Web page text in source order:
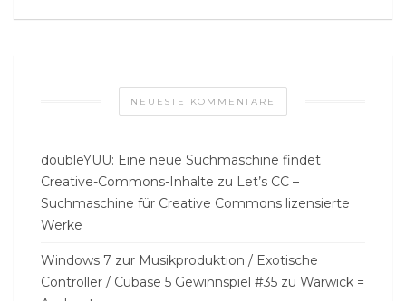
NEUESTE KOMMENTARE
doubleYUU: Eine neue Suchmaschine findet
Creative-Commons-Inhalte zu Let’s CC –
Suchmaschine für Creative Commons lizensierte
Werke
Windows 7 zur Musikproduktion / Exotische
Controller / Cubase 5 Gewinnspiel #35 zu Warwick =